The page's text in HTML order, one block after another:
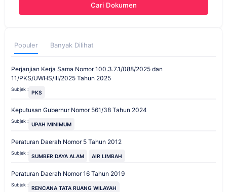
Cari Dokumen
Populer Banyak Dilihat
Perjanjian Kerja Sama Nomor 100.3.7.1/088/2025 dan
11/PKS/UWHS/III/2025 Tahun 2025
Subjek : PKS
Keputusan Gubernur Nomor 561/38 Tahun 2024
Subjek : UPAH MINIMUM
Peraturan Daerah Nomor 5 Tahun 2012
Subjek : SUMBER DAYA ALAM AIR LIMBAH
Peraturan Daerah Nomor 16 Tahun 2019
Subjek : RENCANA TATA RUANG WILAYAH